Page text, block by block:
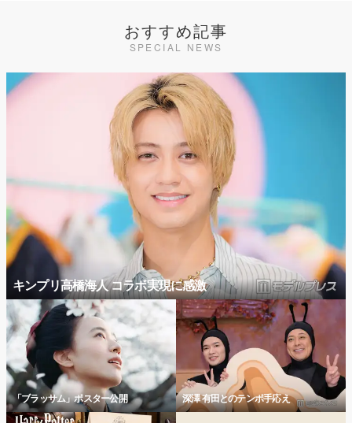
おすすめ記事
SPECIAL NEWS
キンプリ高橋海人 コラボ実現に感激
「ブラッサム」ポスター公開 深澤 有田とのテンポ手応え